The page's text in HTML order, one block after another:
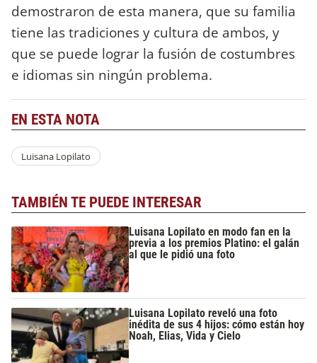
demostraron de esta manera, que su familia
tiene las tradiciones y cultura de ambos, y
que se puede lograr la fusión de costumbres
e idiomas sin ningún problema.
EN ESTA NOTA
Luisana Lopilato
TAMBIÉN TE PUEDE INTERESAR
Luisana Lopilato en modo fan en la
previa a los premios Platino: el galán
al que le pidió una foto
Luisana Lopilato reveló una foto
inédita de sus 4 hijos: cómo están hoy
Noah, Elias, Vida y Cielo